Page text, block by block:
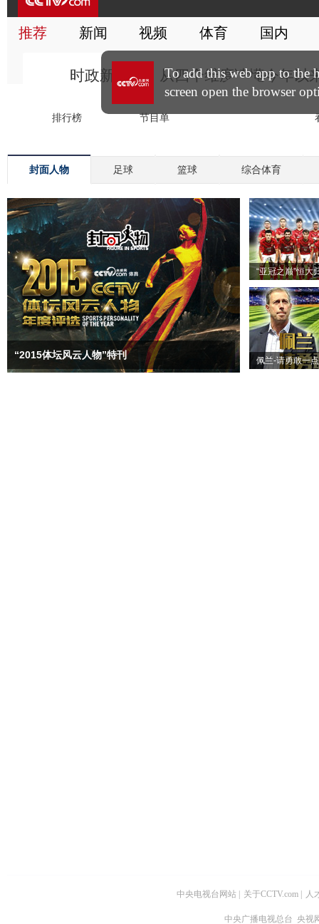
封面人物 足球 篮球 综合体育
“2015体坛风云人物”特刊
“亚冠之巅”恒大
佩兰-请勇敢一点
中央电视台网站 关于CCTV.com 人
中央广播电视总台 央视